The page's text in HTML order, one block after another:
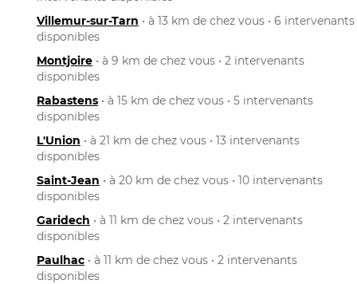
Villemur-sur-Tarn • à 13 km de chez vous • 6 intervenants
disponibles
Montjoire • à 9 km de chez vous • 2 intervenants
disponibles
Rabastens • à 15 km de chez vous • 5 intervenants
disponibles
L'Union • à 21 km de chez vous • 13 intervenants
disponibles
Saint-Jean • à 20 km de chez vous • 10 intervenants
disponibles
Garidech • à 11 km de chez vous • 2 intervenants
disponibles
Paulhac • à 11 km de chez vous • 2 intervenants
disponibles